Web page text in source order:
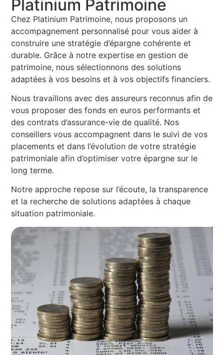
Platinium Patrimoine
Chez Platinium Patrimoine, nous proposons un
accompagnement personnalisé pour vous aider à
construire une stratégie d’épargne cohérente et
durable. Grâce à notre expertise en gestion de
patrimoine, nous sélectionnons des solutions
adaptées à vos besoins et à vos objectifs financiers.
Nous travaillons avec des assureurs reconnus afin de
vous proposer des fonds en euros performants et
des contrats d’assurance-vie de qualité. Nos
conseillers vous accompagnent dans le suivi de vos
placements et dans l’évolution de votre stratégie
patrimoniale afin d’optimiser votre épargne sur le
long terme.
Notre approche repose sur l’écoute, la transparence
et la recherche de solutions adaptées à chaque
situation patrimoniale.